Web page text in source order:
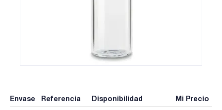
Envase Referencia Disponibilidad Mi Precio